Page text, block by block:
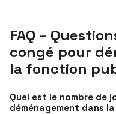
FAQ –
congé pour
la fonction
Quel est le nombre de
déménagement dans